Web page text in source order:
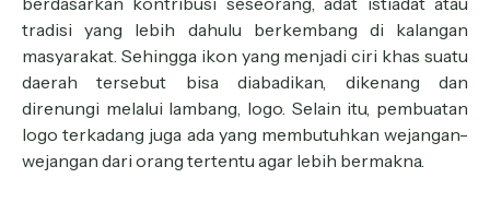
tradisi yang lebih dahulu berkembang di kalangan
masyarakat. Sehingga ikon yang menjadi ciri khas suatu
daerah tersebut bisa diabadikan, dikenang dan
direnungi melalui lambang, logo. Selain itu, pembuatan
logo terkadang juga ada yang membutuhkan wejangan-
wejangan dari orang tertentu agar lebih bermakna.